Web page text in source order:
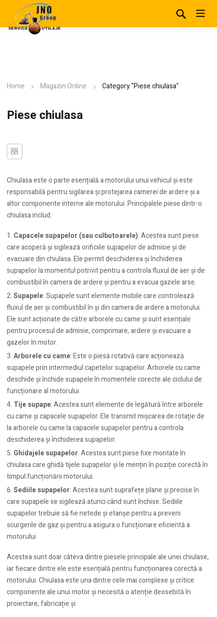
Home Magazin Online Category "Piese chiulasa"
Piese chiulasa
Chiulasa este o parte esențială a motorului unui vehicul și este
responsabilă pentru sigilarea și protejarea camerei de ardere și a
altor componente interne ale motorului. Principalele piese dintr-o
chiulasa includ:
Capacele supapelor (sau culbutoarele): Acestea sunt piese
care acoperă și sigilează orificiile supapelor de admisie și de
evacuare din chiulasa. Ele permit deschiderea și închiderea
supapelor la momentul potrivit pentru a controla fluxul de aer și de
combustibil în camera de ardere și pentru a evacua gazele arse.
Supapele: Supapele sunt elemente mobile care controlează
fluxul de aer și combustibil în și din camera de ardere a motorului.
Ele sunt acționate de către arborele cu came și sunt esențiale
pentru procesul de admisie, comprimare, ardere și evacuare a
gazelor în motor.
Arborele cu came: Este o piesă rotativă care acționează
supapele prin intermediul capetelor supapelor. Arborele cu came
deschide și închide supapele în momentele corecte ale ciclului de
funcționare al motorului.
Tije supape: Acestea sunt elemente de legătură între arborele
cu came și capacele supapelor. Ele transmit mișcarea de rotație de
la arborele cu came la capacele supapelor pentru a controla
deschiderea și închiderea supapelor.
Ghidajele supapelor: Acestea sunt piese fixe montate în
chiulasa care ghidă tijele supapelor și le mențin în poziție corectă în
timpul funcționării motorului.
Sediile supapelor: Acestea sunt suprafețe plane și precise în
care supapele se sigilează atunci când sunt închise. Sediile
supapelor trebuie să fie netede și etanșe pentru a preveni
scurgerile de gaz și pentru a asigura o funcționare eficientă a
motorului.
Acestea sunt doar câteva dintre piesele principale ale unei chiulase,
iar fiecare dintre ele este esențială pentru funcționarea corectă a
motorului. Chiulasa este una dintre cele mai complexe și critice
componente ale unui motor și necesită o atenție deosebită în
proiectare, fabricație și